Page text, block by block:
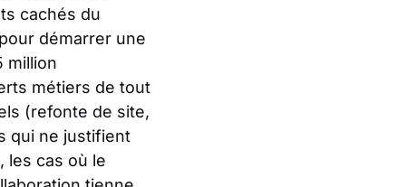
cachés du
démarrer une
million
métiers de tout
(refonte de site,
qui ne justifient
les cas où le